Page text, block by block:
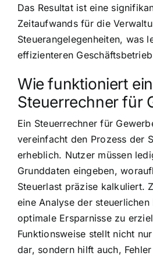
Das Resultat ist eine
Zeitaufwands für die
Steuerangelegenheiten, was
effizienteren
Wie funktioniert ein
Steuerrechner für
Ein Steuerrechner für
vereinfacht den Prozess der
erheblich. Nutzer müssen
Grunddaten eingeben,
Steuerlast präzise kalkuliert.
eine Analyse der
optimale Ersparnisse zu
Funktionsweise stellt nicht
dar, sondern hilft auch,